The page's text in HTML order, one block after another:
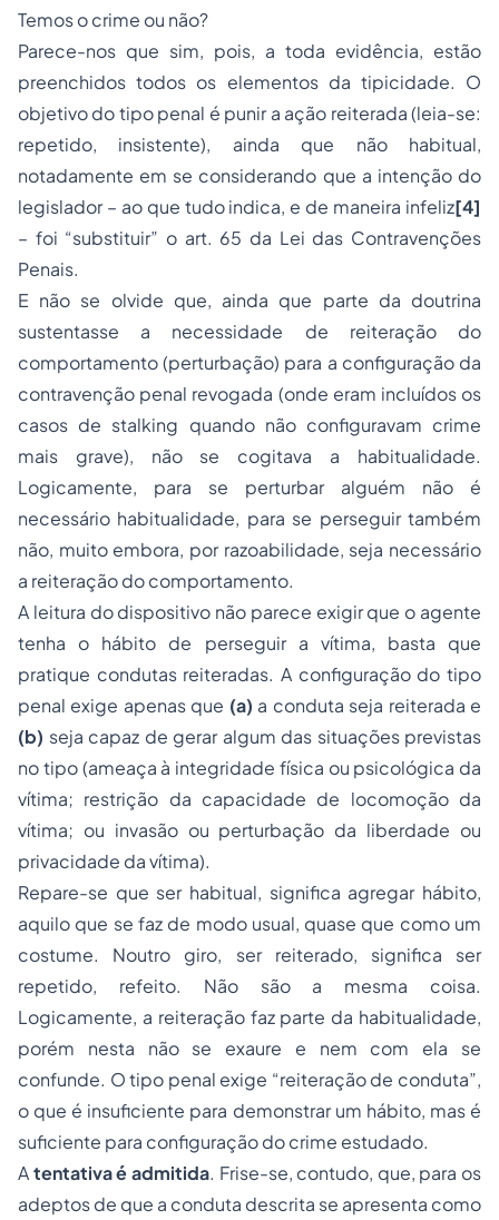
Temos o crime ou não?
Parece-nos que sim, pois, a toda evidência, estão
preenchidos todos os elementos da tipicidade. O
objetivo do tipo penal é punir a ação reiterada (leia-se:
repetido, insistente), ainda que não habitual,
notadamente em se considerando que a intenção do
legislador – ao que tudo indica, e de maneira infeliz[4]
– foi “substituir” o art. 65 da Lei das Contravenções
Penais.
E não se olvide que, ainda que parte da doutrina
sustentasse a necessidade de reiteração do
comportamento (perturbação) para a configuração da
contravenção penal revogada (onde eram incluídos os
casos de stalking quando não configuravam crime
mais grave), não se cogitava a habitualidade.
Logicamente, para se perturbaralguém não é
necessário habitualidade, para se perseguirtambém
não, muito embora, por razoabilidade, seja necessário
a reiteração do comportamento.
A leitura do dispositivo não parece exigir que o agente
tenha o hábito de perseguir a vítima, basta que
pratique condutas reiteradas. A configuração do tipo
penal exige apenas que (a) a conduta seja reiterada e
(b) seja capaz de gerar algum das situações previstas
no tipo (ameaça à integridade física ou psicológica da
vítima; restrição da capacidade de locomoção da
vítima; ou invasão ou perturbação da liberdade ou
privacidade da vítima).
Repare-se que ser habitual, significa agregar hábito,
aquilo que se faz de modo usual, quase que como um
costume. Noutro giro, ser reiterado, significa ser
repetido, refeito. Não são a mesma coisa.
Logicamente, a reiteração faz parte da habitualidade,
porém nesta não se exaure e nem com ela se
confunde. O tipo penal exige “reiteração de conduta”,
o que é insuficiente para demonstrar um hábito, mas é
suficiente para configuração do crime estudado.
Atentativa é admitida. Frise-se, contudo, que, para os
adeptos de que a conduta descrita se apresenta como